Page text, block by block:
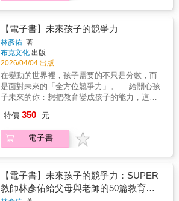
了！懂得用法規守護專業尊嚴，你也可以安安
心心、長長久久的當個快樂的教師！【內容大
綱】了解「法律邊界」，不內耗、不煩惱，也
不再背黑鍋！現在當老師變得好像動輒得咎、
隨時會踩雷？無論是幫忙餵藥的法律責任、面
對惡意檢舉的舉證攻防，到特教生管教的邊
界、著作權的歸屬，現代教師的焦慮往往源於
對法規的不了解。本書將帶領大家深入拆解校
園最常見的法律雷區，透過實戰思維、法律判
責任不該自己扛！只要看清法律框架，就能停
止無謂的害怕和擔憂。 【6大邏輯建立保護
傘】★法律與教育的關係★教師的法律義務★
校園內的人際思維★性別思維的轉變★校園著
作權★教育現場實戰經驗 【校園法律生存4大
要領】• 釐清義務邊界：從《教師法》到《教師
【電子書】未來孩子的競爭力
林彥佑 著
布克文化 出版
2026/04/04 出版
在變動的世界裡，孩子需要的不只是分數，而
是面對未來的「全方位競爭力」。──給關心孩
子未來的你：想把教育變成孩子的能力，這一
關鍵能力：國際力：從台灣出發、放眼世界，
理解趨勢與機會。素養力：在生活情境中學思
考，跨域連結，走向社會參與。生活力：打開
學習。溫柔力：在競賽與合作中學會安慰、欣
賞與每個人都有舞台。 數位力：善用工具、化
繁為簡，從使用者走向解決者。 每章附「親子
特價 350 元
電子書
【電子書】未來孩子的競爭力：SUPER
教師林彥佑給父母與老師的50篇教育思